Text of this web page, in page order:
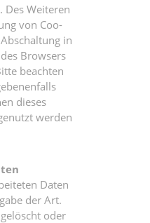
Des Wei­te­ren
von Coo­
in
Brow­sers
beach­ten
die­ses
wer­den
Daten
der Art.
gelöscht oder